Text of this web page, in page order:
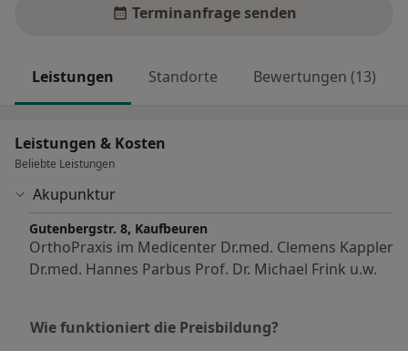
Terminanfrage senden
Leistungen Standorte Bewertungen (13)
Leistungen & Kosten
Beliebte Leistungen
Akupunktur
Gutenbergstr. 8, Kaufbeuren
OrthoPraxis im Medicenter Dr.med. Clemens Kappler
Dr.med. Hannes Parbus Prof. Dr. Michael Frink u.w.
Wie funktioniert die Preisbildung?